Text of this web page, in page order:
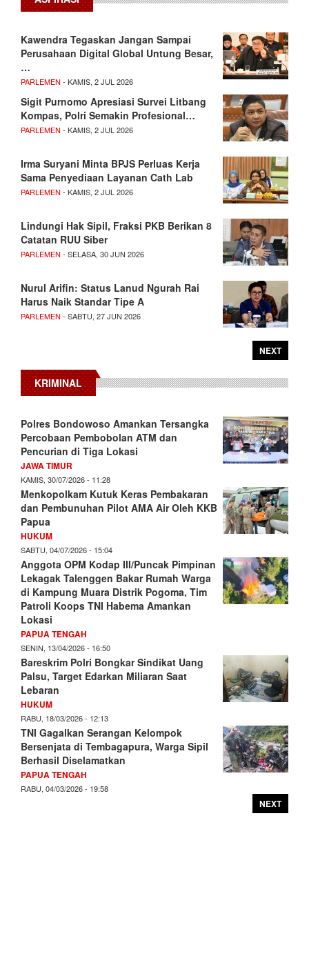
Kawendra Tegaskan Jangan Sampai
Perusahaan Digital Global Untung Besar,
…
PARLEMEN - KAMIS, 2 JUL 2026
Sigit Purnomo Apresiasi Survei Litbang
Kompas, Polri Semakin Profesional…
PARLEMEN - KAMIS, 2 JUL 2026
Irma Suryani Minta BPJS Perluas Kerja
Sama Penyediaan Layanan Cath Lab
PARLEMEN - KAMIS, 2 JUL 2026
Lindungi Hak Sipil, Fraksi PKB Berikan 8
Catatan RUU Siber
PARLEMEN - SELASA, 30 JUN 2026
Nurul Arifin: Status Lanud Ngurah Rai
Harus Naik Standar Tipe A
PARLEMEN - SABTU, 27 JUN 2026
NEXT
KRIMINAL
Polres Bondowoso Amankan Tersangka
Percobaan Pembobolan ATM dan
Pencurian di Tiga Lokasi
JAWA TIMUR
KAMIS, 30/07/2026 - 11:28
Menkopolkam Kutuk Keras Pembakaran
dan Pembunuhan Pilot AMA Air Oleh KKB
Papua
HUKUM
SABTU, 04/07/2026 - 15:04
Anggota OPM Kodap III/Puncak Pimpinan
Lekagak Talenggen Bakar Rumah Warga
di Kampung Muara Distrik Pogoma, Tim
Patroli Koops TNI Habema Amankan
Lokasi
PAPUA TENGAH
SENIN, 13/04/2026 - 16:50
Bareskrim Polri Bongkar Sindikat Uang
Palsu, Target Edarkan Miliaran Saat
Lebaran
HUKUM
RABU, 18/03/2026 - 12:13
TNI Gagalkan Serangan Kelompok
Bersenjata di Tembagapura, Warga Sipil
Berhasil Diselamatkan
PAPUA TENGAH
RABU, 04/03/2026 - 19:58
NEXT